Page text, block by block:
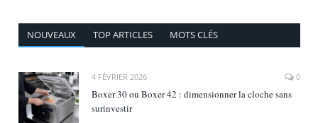
NOUVEAUX TOP ARTICLES MOTS CLÉS
4 FÉVRIER 2026 0
Boxer 30 ou Boxer 42 : dimensionner la cloche sans
surinvestir